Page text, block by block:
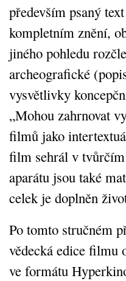
především psaný
kompletním znění,
jiného pohledu
archeografické
vysvětlivky
„Mohou zahrnovat
filmů jako
film sehrál v
aparátu jsou také
celek je doplněn
Po tomto stručném
vědecká edice filmu
ve formátu